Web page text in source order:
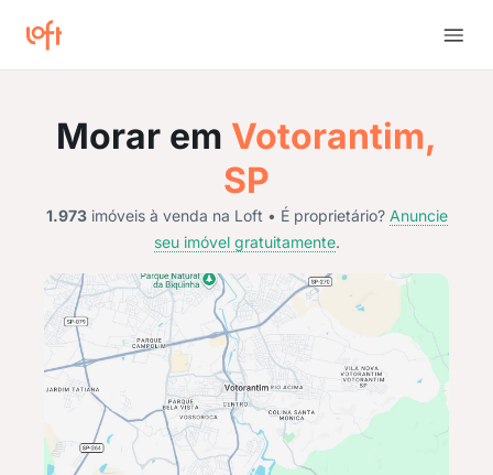
Morar em Votorantim,
SP
1.973imóveis à venda na Loft • É proprietário? Anuncie
seu imóvel gratuitamente.